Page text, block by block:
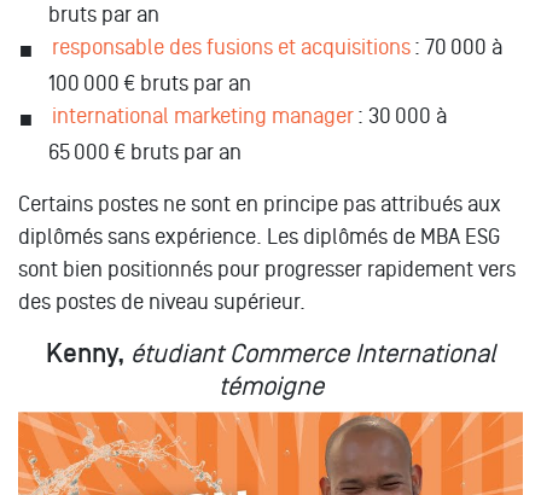
bruts par an
responsable des fusions et acquisitions : 70 000 à
100 000 € bruts par an
international marketing manager : 30 000 à
65 000 € bruts par an
Certains postes ne sont en principe pas attribués aux
diplômés sans expérience. Les diplômés de MBA ESG
sont bien positionnés pour progresser rapidement vers
des postes de niveau supérieur.
Kenny, étudiant Commerce International
témoigne
Fresh Interview - Kenny (il veut partir travailler en Chine !)